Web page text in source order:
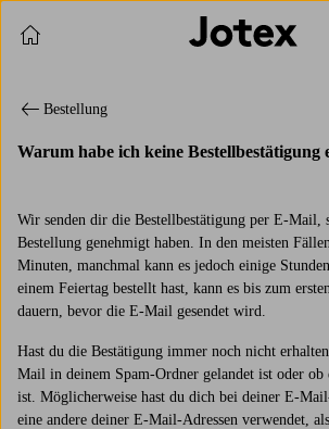
Einkauf fortsetzen
Bestellung
Warum habe ich keine Bestellbestätigung
Wir senden dir die Bestellbestätigung per E-Mail,
Bestellung genehmigt haben. In den meisten
Minuten, manchmal kann es jedoch einige
einem Feiertag bestellt hast, kann es bis zum
dauern, bevor die E-Mail gesendet wird.
Hast du die Bestätigung immer noch nicht
Mail in deinem Spam-Ordner gelandet ist oder ob
ist. Möglicherweise hast du dich bei deiner E-
eine andere deiner E-Mail-Adressen verwendet,